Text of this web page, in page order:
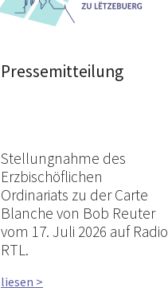
Pressemitteilung
Stellungnahme des
Erzbischöflichen
Ordinariats zu der Carte
Blanche von Bob Reuter
vom 17. Juli 2026 auf Radio
RTL.
liesen >